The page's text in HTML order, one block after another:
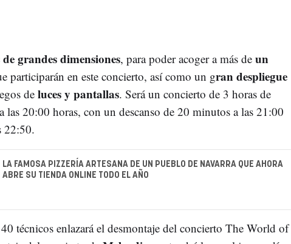
de grandes dimensiones, para poder acoger a más deun
participarán en este concierto, así como un gran despliegue
deluces y pantallas. Será un concierto de 3 horas de
las 20:00 horas, con un descanso de 20 minutos a las 21:00
22:50.
LA FAMOSA PIZZERÍA ARTESANA DE UN PUEBLO DE NAVARRA QUE AHORA
ABRE SU TIENDA ONLINE TODO EL AÑO
técnicos enlazará el desmontaje del concierto The World of